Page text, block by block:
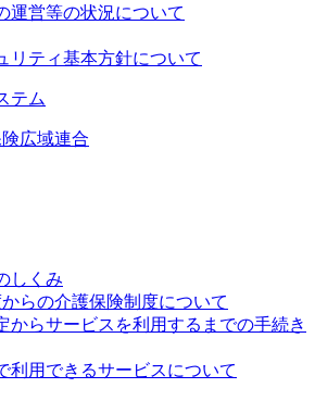
運営等の状況について
リティ基本方針について
テム
しくみ
らの介護保険制度について
からサービスを利⽤するまでの⼿続き
利⽤できるサービスについて